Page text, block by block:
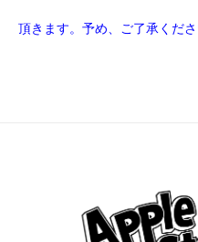
頂きます。予め、ご了承くださ